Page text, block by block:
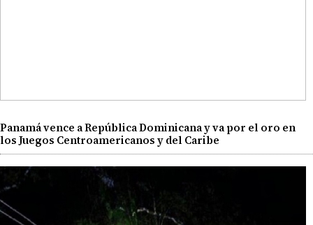
Panamá vence a República Dominicana y va por el oro en
los Juegos Centroamericanos y del Caribe